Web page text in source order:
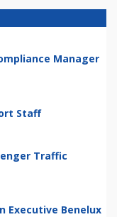
Manager
Staff
Traffic
Executive Benelux